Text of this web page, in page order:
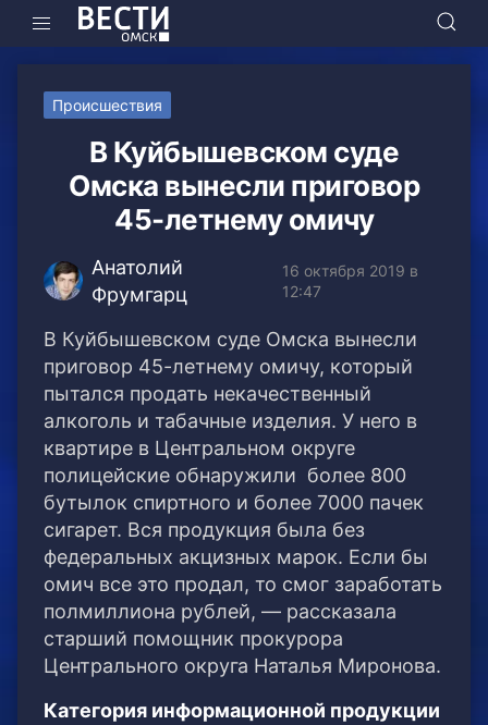
Происшествия
В Куйбышевском суде
Омска вынесли приговор
45-летнему омичу
Анатолий
Фрумгарц
16 октября 2019 в
12:47
В Куйбышевском суде Омска вынесли
приговор 45-летнему омичу, который
пытался продать некачественный
алкоголь и табачные изделия. У него в
квартире в Центральном округе
полицейские обнаружили более 800
бутылок спиртного и более 7000 пачек
сигарет. Вся продукция была без
федеральных акцизных марок. Если бы
омич все это продал, то смог заработать
полмиллиона рублей, — рассказала
старший помощник прокурора
Центрального округа Наталья Миронова.
Категория информационной продукции